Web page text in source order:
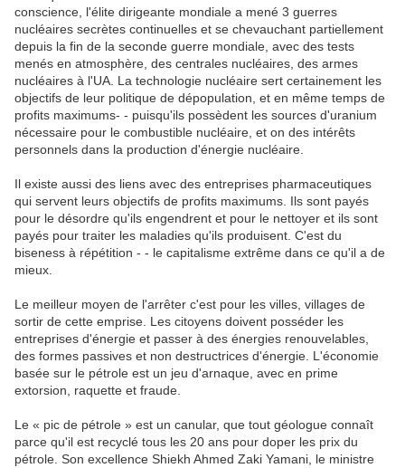
conscience, l'élite dirigeante mondiale a mené 3 guerres
nucléaires secrètes continuelles et se chevauchant partiellement
depuis la fin de la seconde guerre mondiale, avec des tests
menés en atmosphère, des centrales nucléaires, des armes
nucléaires à l'UA. La technologie nucléaire sert certainement les
objectifs de leur politique de dépopulation, et en même temps de
profits maximums- - puisqu'ils possèdent les sources d'uranium
nécessaire pour le combustible nucléaire, et on des intérêts
personnels dans la production d'énergie nucléaire.
Il existe aussi des liens avec des entreprises pharmaceutiques
qui servent leurs objectifs de profits maximums. Ils sont payés
pour le désordre qu'ils engendrent et pour le nettoyer et ils sont
payés pour traiter les maladies qu'ils produisent. C'est du
biseness à répétition - - le capitalisme extrême dans ce qu'il a de
mieux.
Le meilleur moyen de l'arrêter c'est pour les villes, villages de
sortir de cette emprise. Les citoyens doivent posséder les
entreprises d'énergie et passer à des énergies renouvelables,
des formes passives et non destructrices d'énergie. L'économie
basée sur le pétrole est un jeu d'arnaque, avec en prime
extorsion, raquette et fraude.
Le « pic de pétrole » est un canular, que tout géologue connaît
parce qu'il est recyclé tous les 20 ans pour doper les prix du
pétrole. Son excellence Shiekh Ahmed Zaki Yamani, le ministre